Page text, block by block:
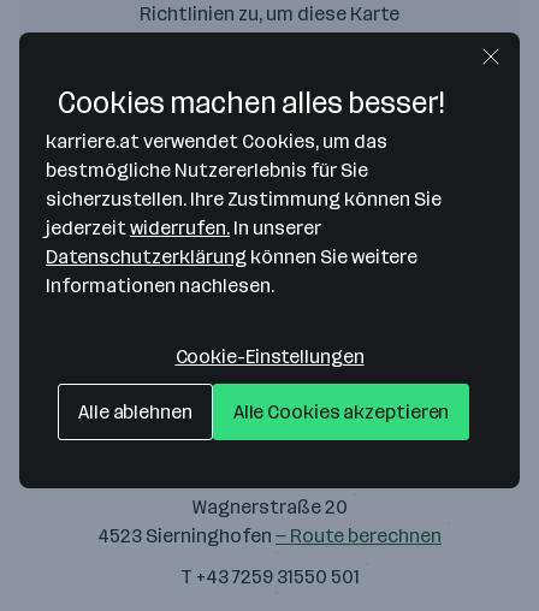
Richtlinien zu, um diese Karte
Müller Transporte GmbH
Palmersstr. 10
Müller Transporte GmbH - Standort
Wagnerstraße 20
4523 Sierninghofen — Route berechnen
T +43 7259 31550 501
Cookies machen alles besser!
karriere.at verwendet Cookies, um das
bestmögliche Nutzererlebnis für Sie
sicherzustellen. Ihre Zustimmung können Sie
jederzeit widerrufen. In unserer
Datenschutzerklärung können Sie weitere
Informationen nachlesen.
Cookie-Einstellungen
Alle ablehnen Alle Cookies akzeptieren